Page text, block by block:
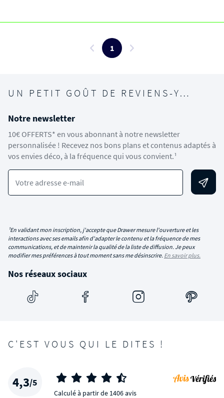
1
UN PETIT GOÛT DE REVIENS-Y…
Notre newsletter
10€ OFFERTS* en vous abonnant à notre newsletter
personnalisée ! Recevez nos bons plans et contenus adaptés à
vos envies déco, à la fréquence qui vous convient.¹
Votre adresse e-mail
¹En validant mon inscription, j'accepte que Drawer mesure l'ouverture et les
interactions avec ses emails afin d'adapter le contenu et la fréquence de mes
communications, et de maintenir la qualité de la liste de diffusion. Je peux
modifier mes préférences à tout moment sans me désinscrire. En savoir plus.
Nos réseaux sociaux
C'EST VOUS QUI LE DITES !
4,3/5
Calculé à partir de 1406 avis